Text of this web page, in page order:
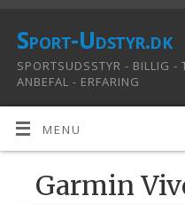
Sport-Udstyr.dk
SPORTSUDSSTYR - BILLIG
ANBEFAL - ERFARING
MENU
Garmin